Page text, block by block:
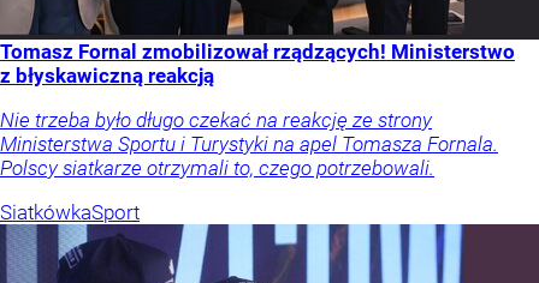
Tomasz Fornal zmobilizował rządzących! Ministerstwo
z błyskawiczną reakcją
Nie trzeba było długo czekać na reakcję ze strony
Ministerstwa Sportu i Turystyki na apel Tomasza Fornala.
Polscy siatkarze otrzymali to, czego potrzebowali.
SiatkówkaSport